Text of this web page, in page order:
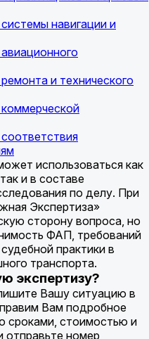
навигации и
и технического
использоваться как
и в составе
по делу. При
Экспертиза»
сторону вопроса, но
ФАП, требований
практики в
транспорта.
экспертизу?
Вашу ситуацию в
Вам подробное
сроками, стоимостью и
отправьте номер